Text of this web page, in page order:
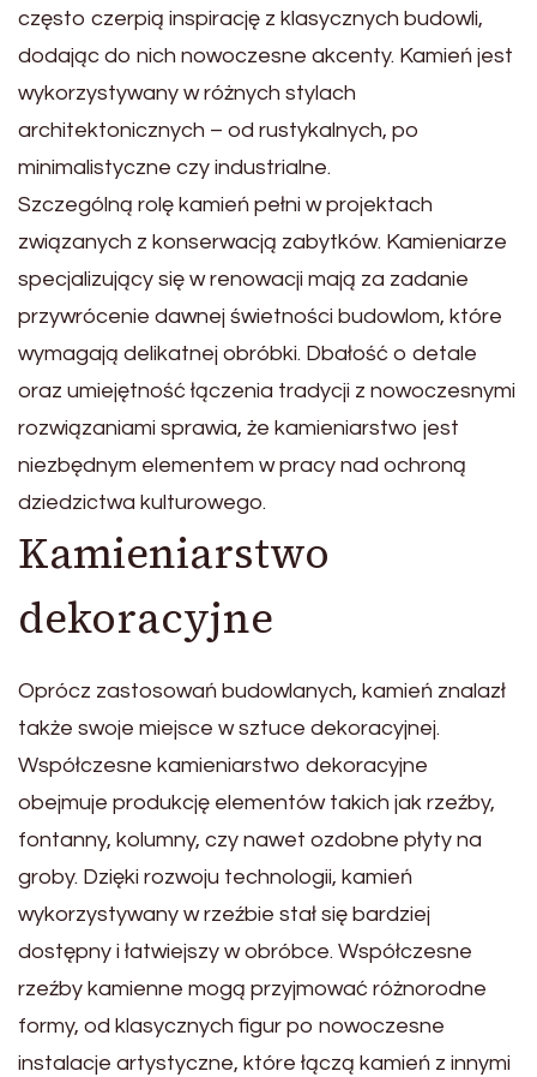
często czerpią inspirację z klasycznych budowli,
dodając do nich nowoczesne akcenty. Kamień jest
wykorzystywany w różnych stylach
architektonicznych – od rustykalnych, po
minimalistyczne czy industrialne.
Szczególną rolę kamień pełni w projektach
związanych z konserwacją zabytków. Kamieniarze
specjalizujący się w renowacji mają za zadanie
przywrócenie dawnej świetności budowlom, które
wymagają delikatnej obróbki. Dbałość o detale
oraz umiejętność łączenia tradycji z nowoczesnymi
rozwiązaniami sprawia, że kamieniarstwo jest
niezbędnym elementem w pracy nad ochroną
dziedzictwa kulturowego.
Kamieniarstwo
dekoracyjne
Oprócz zastosowań budowlanych, kamień znalazł
także swoje miejsce w sztuce dekoracyjnej.
Współczesne kamieniarstwo dekoracyjne
obejmuje produkcję elementów takich jak rzeźby,
fontanny, kolumny, czy nawet ozdobne płyty na
groby. Dzięki rozwoju technologii, kamień
wykorzystywany w rzeźbie stał się bardziej
dostępny i łatwiejszy w obróbce. Współczesne
rzeźby kamienne mogą przyjmować różnorodne
formy, od klasycznych figur po nowoczesne
instalacje artystyczne, które łączą kamień z innymi